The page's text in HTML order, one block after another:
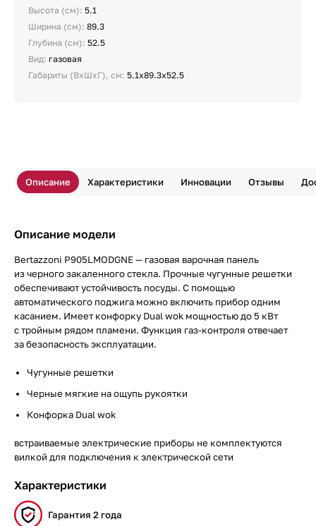
Высота (см): 5.1
Ширина (см): 89.3
Глубина (см): 52.5
Вид: газовая
Габариты (ВхШхГ), см: 5.1х89.3х52.5
Описание Характеристики Инновации Отзывы
Описание модели
Bertazzoni P905LMODGNE — газовая варочная панель
из черного закаленного стекла. Прочные чугунные решетки
обеспечивают устойчивость посуды. С помощью
автоматического поджига можно включить прибор одним
касанием. Имеет конфорку Dual wok мощностью до 5 кВт
с тройным рядом пламени. Функция газ-контроля отвечает
за безопасность эксплуатации.
Чугунные решетки
Черные мягкие на ощупь рукоятки
Конфорка Dual wok
встраиваемые электрические приборы не комплектуются
вилкой для подключения к электрической сети
Характеристики
Гарантия 2 года